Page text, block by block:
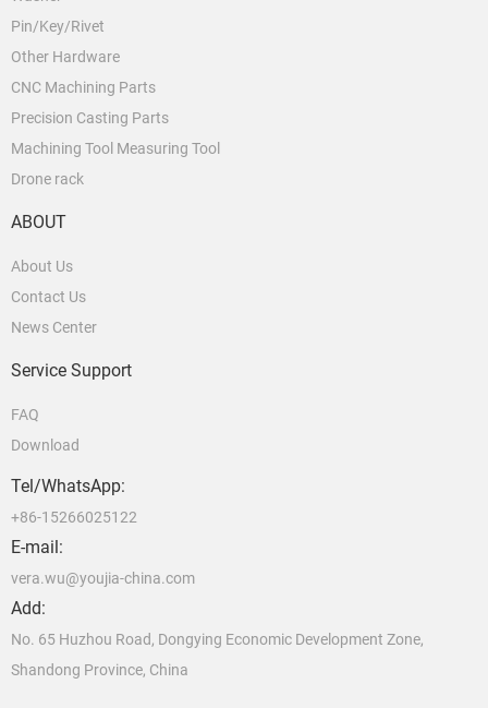
Pin/Key/Rivet
Other Hardware
CNC Machining Parts
Precision Casting Parts
Machining Tool Measuring Tool
Drone rack
ABOUT
About Us
Contact Us
News Center
Service Support
FAQ
Download
Tel/WhatsApp:
+86-15266025122
E-mail:
vera.wu@youjia-china.com
Add:
No. 65 Huzhou Road, Dongying Economic Development Zone,
Shandong Province, China